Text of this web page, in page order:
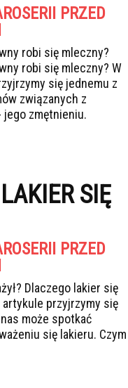
PRZED
robi się mleczny?
robi się mleczny? W
się jednemu z
związanych z
jego zmętnieniu.
SIĘ
PRZED
Dlaczego lakier się
artykule przyjrzymy się
może spotkać
się lakieru. Czym